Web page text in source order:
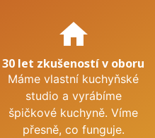
home
30 let zkušeností v oboru
Máme vlastní kuchyňské
studio a vyrábíme
špičkové kuchyně. Víme
přesně, co funguje.